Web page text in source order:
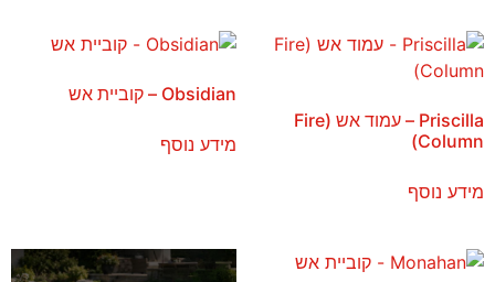
Priscilla – עמוד אש (Fire
Column)
מידע נוסף
Obsidian – קוביית אש
מידע נוסף